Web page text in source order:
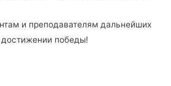
и преподавателям дальнейших
победы!